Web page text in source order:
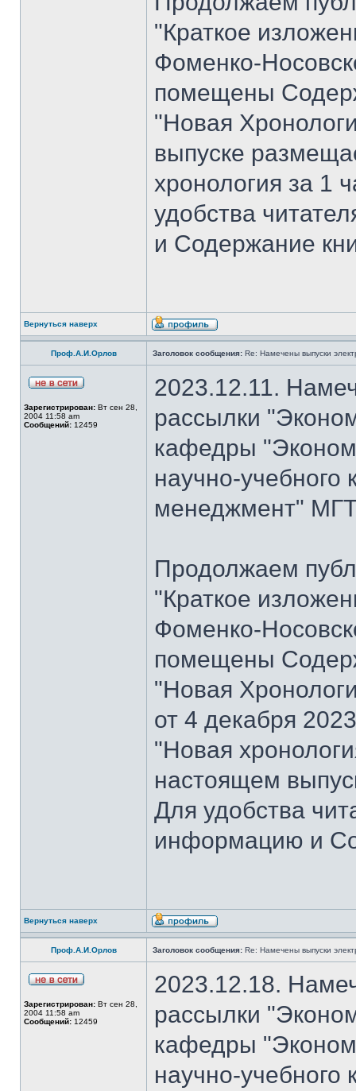
"Краткое
Фоменко-
помещены
"Новая
выпуске
хронология за 1
удобства
и Содержание
Вернуться наверх
Проф.А.И.Орлов Заголовок сообщения: Re: Намечены выпуски
Зарегистрирован: Вт сен 28,
2004 11:58 am
Сообщений: 12459
2023.12.11.
рассылки
кафедры
научно-
менеджмент"
Продолжаем
"Краткое
Фоменко-
помещены
"Новая
от 4 декабря
"Новая
настоящем
Для удобства
информацию и
Вернуться наверх
Проф.А.И.Орлов Заголовок сообщения: Re: Намечены выпуски
Зарегистрирован: Вт сен 28,
2004 11:58 am
Сообщений: 12459
2023.12.18.
рассылки
кафедры
научно-